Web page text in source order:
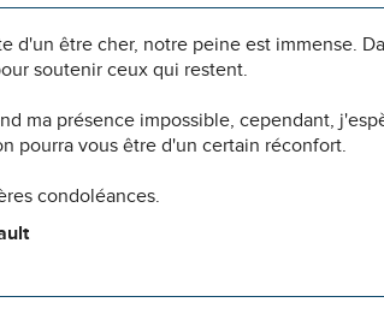
d'un être cher, notre peine est immense.
soutenir ceux qui restent.
ma présence impossible, cependant,
pourra vous être d'un certain réconfort.
condoléances.